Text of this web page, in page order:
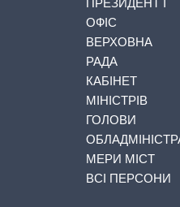
ПРЕЗИДЕНТ І
ОФІС
ВЕРХОВНА
РАДА
КАБІНЕТ
МІНІСТРІВ
ГОЛОВИ
МЕРИ МІСТ
ВСІ ПЕРСОНИ